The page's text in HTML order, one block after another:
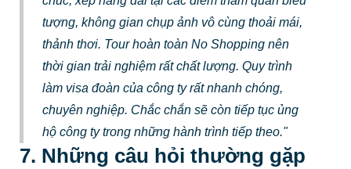
tượng, không gian chụp ảnh vô cùng thoải mái,
thảnh thơi. Tour hoàn toàn No Shopping nên
thời gian trải nghiệm rất chất lượng. Quy trình
làm visa đoàn của công ty rất nhanh chóng,
chuyên nghiệp. Chắc chắn sẽ còn tiếp tục ủng
hộ công ty trong những hành trình tiếp theo."
7. Những câu hỏi thường gặp